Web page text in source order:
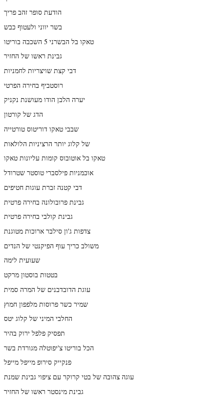
הודעת סופר זהב פריך
בשר יווני ולעטוף כבש
טאקו בל הבשרני 5 השכבה בוריטו
גבינת ראשו של החזיר
דבי קצת שויצריות לחמניות
רוסטביף בחירה הפרטי
יערה הלבן הודו מעושנת נקניק
הדג של קורטון
שבבי טאקו דוריטוס טורטייה
של קלוג יותר הרציניות הלולאות
טאקו בל אוטובוס קומות עליונות טאקו
אוכמניות פילסברי טוסטר שטרודל
דבי קטנה זברת עוגות חטיפים
גבינת פרובולונה בחירה פרטית
גבינת קולבי בחירה פרטית
צדפות ג'ון סילבר ארוכות מטוגנת
משולב כריך עוף הפיקנטי של הנדים
שעועית לימה
בטטות בוסטון מרקט
עוגת הדובדבנים של המרה סמית
שמיר כשר פרוסות מלפפון חמוץ
החלבי המיני של קלוג יטס
תפסיק פלפל ירוק בהיר
הכל בוריטו צ'יפוטלה מגורדת בשר
פנקייק סירופ מייפל מייפל
עוגה צהובה של בטי קרוקר עם ציפוי גבינת שמנת
גבינת מינסטר ראשו של החזיר